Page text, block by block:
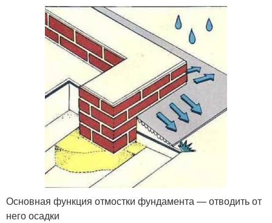
Основная функция отмостки фундамента — отводить от
него осадки